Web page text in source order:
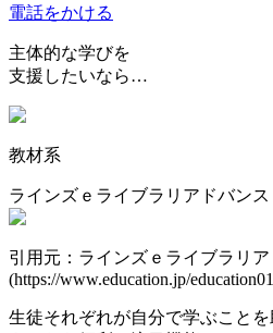
電話をかける
主体的な学びを
支援したいなら…
教材系
ラインズｅライブラリアドバンス
引用元：ラインズｅライブラリア
(https://www.education.jp/
生徒それぞれが自分で学ぶこと